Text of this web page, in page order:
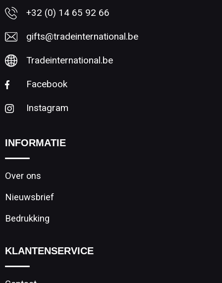
+32 (0) 14 65 92 66
gifts@tradeinternational.be
Tradeinternational.be
Facebook
Instagram
INFORMATIE
Over ons
Nieuwsbrief
Bedrukking
KLANTENSERVICE